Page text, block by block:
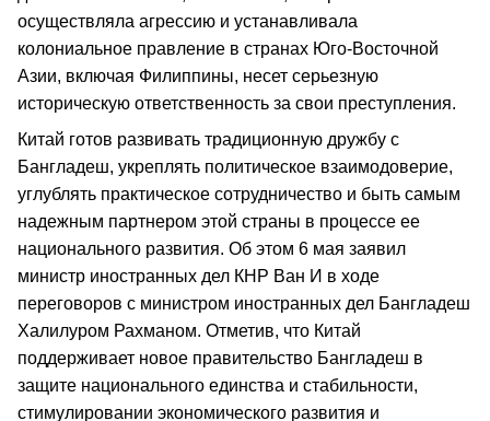
осуществляла агрессию и устанавливала
колониальное правление в странах Юго-Восточной
Азии, включая Филиппины, несет серьезную
историческую ответственность за свои преступления.
Китай готов развивать традиционную дружбу с
Бангладеш, укреплять политическое взаимодоверие,
углублять практическое сотрудничество и быть самым
надежным партнером этой страны в процессе ее
национального развития. Об этом 6 мая заявил
министр иностранных дел КНР Ван И в ходе
переговоров с министром иностранных дел Бангладеш
Халилуром Рахманом. Отметив, что Китай
поддерживает новое правительство Бангладеш в
защите национального единства и стабильности,
стимулировании экономического развития и